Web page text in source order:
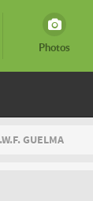
Photos
GUELMA